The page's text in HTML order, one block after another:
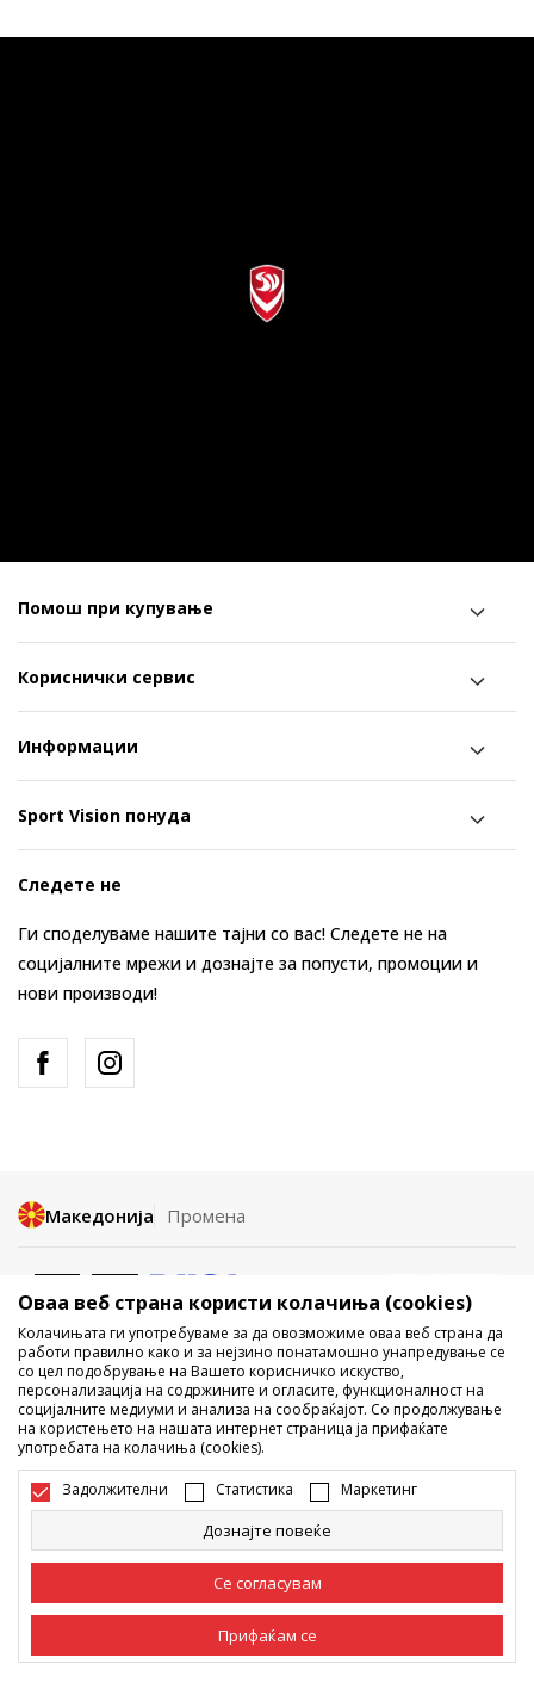
Помош при купување
Кориснички сервис
Информации
Sport Vision понуда
Следете не
Ги споделуваме нашите тајни со вас! Следете не на
социјалните мрежи и дознајте за попусти, промоции и
нови производи!
Македонија Промена
Не е дозволено превземање или користење на содржината од
интернет страните на Sport Vision, делумно или целосно a се
однесува на логоа, трговски марки, комерцијални содржини, ниту
истите да се отстапуваат на трети лица, јавно да се објавуваат или да
се користат за било какви цели, без писмена согласност од БДС.МК
ДООЕЛ.
Настојуваме да бидеме што попрецизни во описот на производот,
фотографијата и самата цена, но не можеме да гарантираме дака
сите информации се комплетни и без грешка. Сите прикажани
дека мораат да се достапни во секој момент. Достапноста на
производите може да ја проверите и на телефонскиот број 02 3055
222.
©2026www.sportvision.mk, ИзработкаNB SOFT. Сите права задржани.
Оваа веб страна користи колачиња (cookies)
Колачињата ги употребуваме за да овозможиме оваа веб страна да
работи правилно како и за нејзино понатамошно унапредување се
со цел подобрување на Вашето корисничко искуство,
персонализација на содржините и огласите, функционалност на
социјалните медиуми и анализа на сообраќајот. Со продолжување
на користењето на нашата интернет страница ја прифаќате
употребата на колачиња (cookies).
Задолжителни Статистика Маркетинг
Дознајте повеќе
Се согласувам
Прифаќам се